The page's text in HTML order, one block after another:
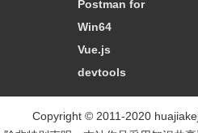
Postman for
Win64
Vue.js
devtools
Copyright © 2011-2020